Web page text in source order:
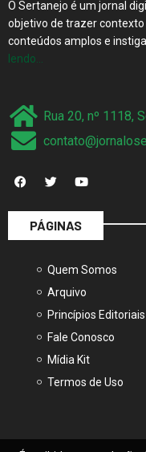
O Sertanejo é um jornal
objetivo de trazer
conteúdos amplos e
lendo…
Rua 20, nº 1118,
PÁGINAS
Quem Somos
Arquivo
Princípios Editoriais
Fale Conosco
Mídia Kit
Termos de Uso